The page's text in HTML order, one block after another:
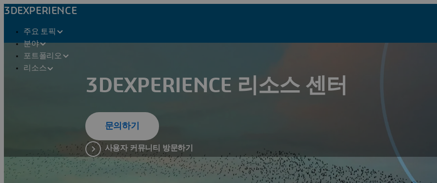
3DEXPERIENCE
주요 토픽
분야
포트폴리오
리소스
3DEXPERIENCE 리소스 센터
문의하기
사용자 커뮤니티 방문하기